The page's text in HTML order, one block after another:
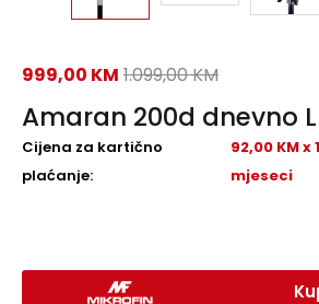
Amaran 200d dnevno
999,00 KM 1.099,00KM
Cijena za kartično
plaćanje:
92,00 KM x
mjeseci